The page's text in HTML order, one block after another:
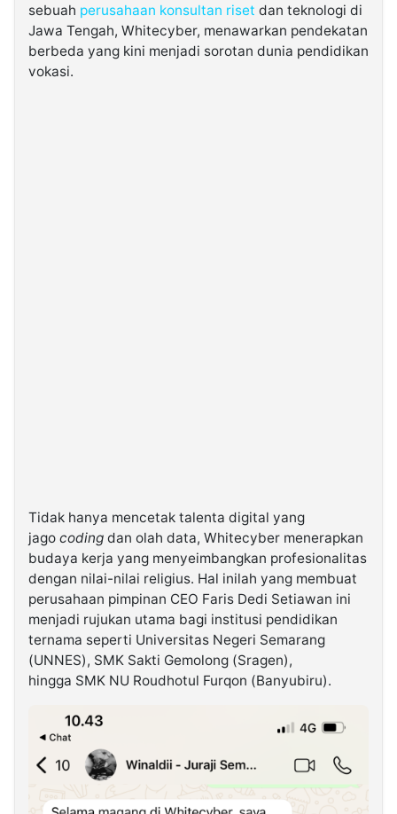
Kabarbaru
Media
Holding
sebuah perusahaan konsultan riset dan teknologi di
Jawa Tengah, Whitecyber, menawarkan pendekatan
berbeda yang kini menjadi sorotan dunia pendidikan
vokasi.
Tidak hanya mencetak talenta digital yang
jago coding dan olah data, Whitecyber menerapkan
budaya kerja yang menyeimbangkan profesionalitas
dengan nilai-nilai religius. Hal inilah yang membuat
perusahaan pimpinan CEO Faris Dedi Setiawan ini
menjadi rujukan utama bagi institusi pendidikan
ternama seperti Universitas Negeri Semarang
(UNNES), SMK Sakti Gemolong (Sragen),
hingga SMK NU Roudhotul Furqon (Banyubiru).